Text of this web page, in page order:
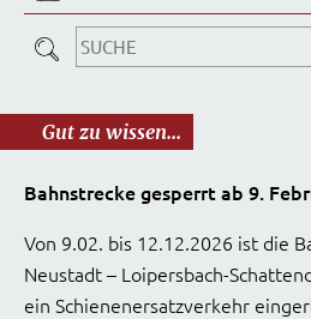
Gut zu wissen...
Bahnstrecke gesperrt ab 9.
Von 9.02. bis 12.12.2026 ist die
Neustadt – Loipersbach-
ein Schienenersatzverkehr